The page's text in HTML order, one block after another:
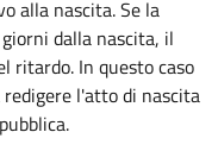
alla nascita. Se la
dalla nascita, il
ritardo. In questo caso
l'atto di nascita